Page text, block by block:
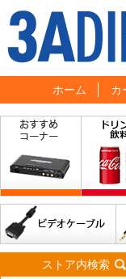
ホーム カ
ストア内検索